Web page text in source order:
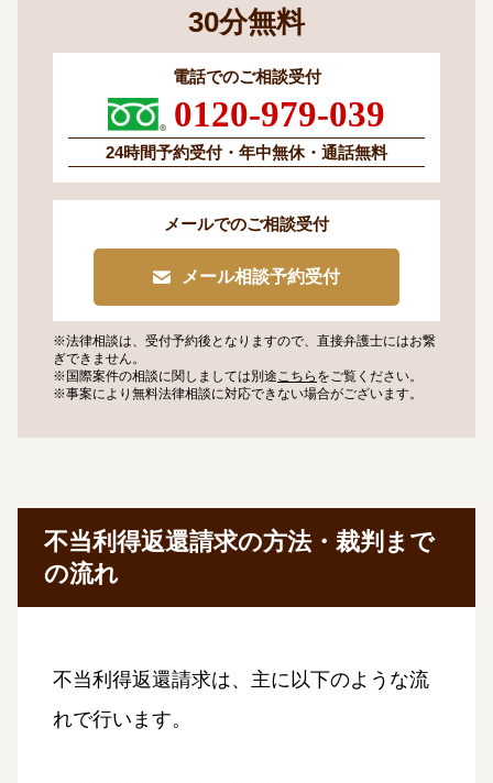
30分無料
電話でのご相談受付
0120-979-039
24時間予約受付・ 年中無休・通話無料
メールでのご相談受付
メール相談予約受付
※法律相談は、受付予約後となりますので、 直接弁護士にはお繋
ぎできません。
※国際案件の相談に関しましては別途こちら をご覧ください。
※事案により無料法律相談に対応できない場合がございます。
不当利得返還請求の方法・裁判まで
の流れ
不当利得返還請求は、主に以下のような流
れで行います。